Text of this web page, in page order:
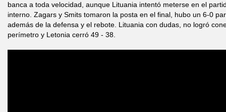
banca a toda velocidad, aunque Lituania intentó meterse en el
interno. Zagars y Smits tomaron la posta en el final, hubo un 6-0
además de la defensa y el rebote. Lituania con dudas, no logró
perímetro y Letonia cerró 49 - 38.